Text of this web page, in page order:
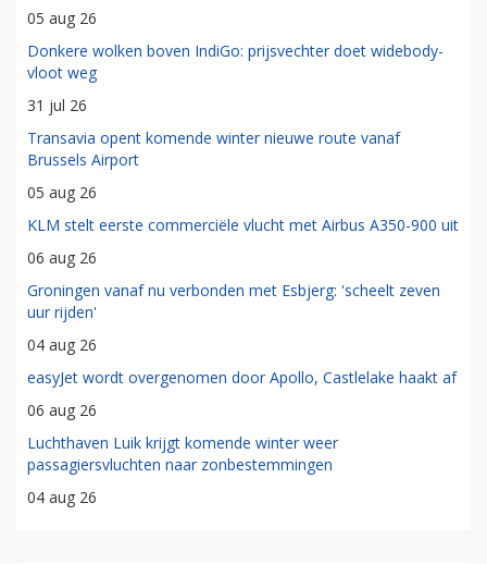
05 aug 26
Donkere wolken boven IndiGo: prijsvechter doet widebody-
vloot weg
31 jul 26
Transavia opent komende winter nieuwe route vanaf
Brussels Airport
05 aug 26
KLM stelt eerste commerciële vlucht met Airbus A350-900 uit
06 aug 26
Groningen vanaf nu verbonden met Esbjerg: 'scheelt zeven
uur rijden'
04 aug 26
easyJet wordt overgenomen door Apollo, Castlelake haakt af
06 aug 26
Luchthaven Luik krijgt komende winter weer
passagiersvluchten naar zonbestemmingen
04 aug 26